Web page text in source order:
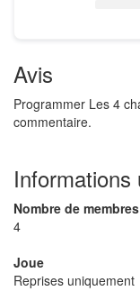
Avis
Programmer Les 4
commentaire.
Informations
Nombre de membres
4
Joue
Reprises uniquement